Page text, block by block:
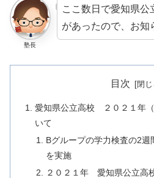
塾長
ここ数日で愛知県公
があったので、お知
目次
愛知県公立高校 ２０２１年
いて
Bグループの学力検査の2週
を実施
２０２１年 愛知県公立高